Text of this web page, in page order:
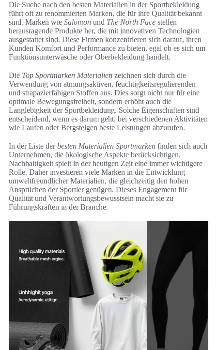
Die Suche nach den besten Materialien in der Sportbekleidung
führt oft zu renommierten Marken, die für ihre Qualität bekannt
sind. Marken wie Salomon und The North Face stellen
herausragende Produkte her, die mit innovativen Technologien
ausgestattet sind. Diese Firmen konzentrieren sich darauf, ihren
Kunden Komfort und Performance zu bieten, egal ob es sich um
Funktionsunterwäsche oder Oberbekleidung handelt.
Die Top Sportmarken Materialien zeichnen sich durch die
Verwendung von atmungsaktiven, feuchtigkeitsregulierenden
und strapazierfähigen Stoffen aus. Dies sorgt nicht nur für eine
optimale Bewegungsfreiheit, sondern erhöht auch die
Langlebigkeit der Sportbekleidung. Solche Eigenschaften sind
entscheidend, wenn es darum geht, bei verschiedenen Aktivitäten
wie Laufen oder Bergsteigen beste Leistungen abzurufen.
In der Liste derbesten Materialien Sportmarken finden sich auch
Unternehmen, die ökologische Aspekte berücksichtigen.
Nachhaltigkeit spielt in der heutigen Zeit eine immer wichtigere
Rolle. Daher investieren viele Marken in die Entwicklung
umweltfreundlicher Materialien, die gleichzeitig den hohen
Ansprüchen der Sportler genügen. Dieses Engagement für
Qualität und Verantwortungsbewusstsein macht sie zu
Führungskräften in der Branche.